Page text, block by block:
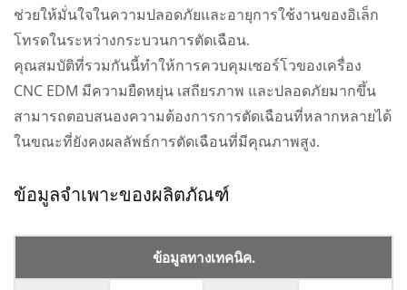
ช่วยให้มั่นใจในความปลอดภัยและอายุการใช้งานของอิเล็ก
โทรดในระหว่างกระบวนการตัดเฉือน.
คุณสมบัติที่รวมกันนี้ทำให้การควบคุมเซอร์โวของเครื่อง
CNC EDM มีความยืดหยุ่น เสถียรภาพ และปลอดภัยมากขึ้น
สามารถตอบสนองความต้องการการตัดเฉือนที่หลากหลายได้
ในขณะที่ยังคงผลลัพธ์การตัดเฉือนที่มีคุณภาพสูง.
ข้อมูลจำเพาะของผลิตภัณฑ์
ข้อมูลทางเทคนิค.